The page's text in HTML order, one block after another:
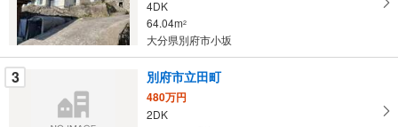
マ
イ
ペ
ー
ジ
4DK
64.04m2
大分県別府市小坂
3 別府市立田町
480万円
2DK